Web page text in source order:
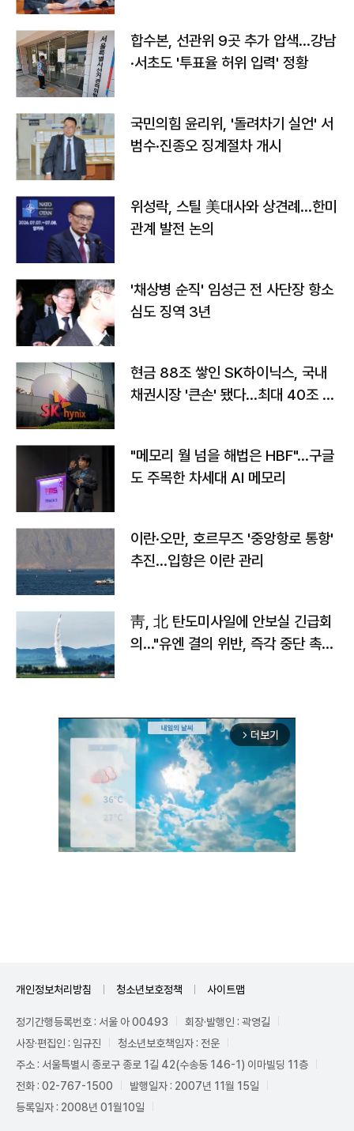
합수본, 선관위 9곳 추가 압색…강남
·서초도 '투표율 허위 입력' 정황
국민의힘 윤리위, '돌려차기 실언' 서
범수·진종오 징계절차 개시
위성락, 스틸 美대사와 상견례…한미
관계 발전 논의
'채상병 순직' 임성근 전 사단장 항소
심도 징역 3년
현금 88조 쌓인 SK하이닉스, 국내
채권시장 '큰손' 됐다…최대 40조 투
"메모리 월 넘을 해법은 HBF"…구글
도 주목한 차세대 AI 메모리
이란·오만, 호르무즈 '중앙항로 통항'
추진…입항은 이란 관리
靑, 北 탄도미사일에 안보실 긴급회
의…"유엔 결의 위반, 즉각 중단 촉
arrow_forward_ios 더보기
개인정보처리방침 청소년보호정책 사이트맵
정기간행등록번호 : 서울 아 00493
회장·발행인 : 곽영길
사장·편집인 : 임규진
청소년보호책임자 : 전운
주소 : 서울특별시 종로구 종로 1길 42(수송동 146-1) 이마빌딩 11층
전화 : 02-767-1500
발행일자 : 2007년 11월 15일
등록일자 : 2008년 01월10일